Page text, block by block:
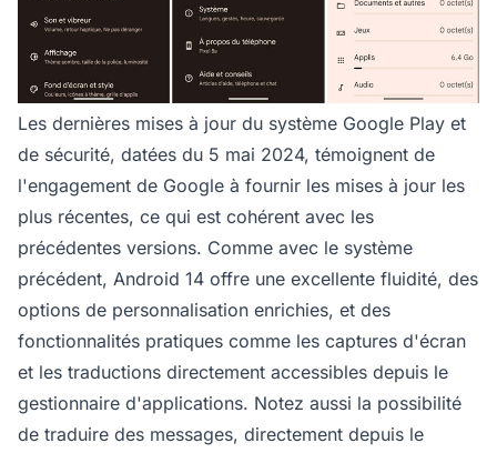
Les dernières mises à jour du système Google Play et
de sécurité, datées du 5 mai 2024, témoignent de
l'engagement de Google à fournir les mises à jour les
plus récentes, ce qui est cohérent avec les
précédentes versions. Comme avec le système
précédent, Android 14 offre une excellente fluidité, des
options de personnalisation enrichies, et des
fonctionnalités pratiques comme les captures d'écran
et les traductions directement accessibles depuis le
gestionnaire d'applications. Notez aussi la possibilité
de traduire des messages, directement depuis le